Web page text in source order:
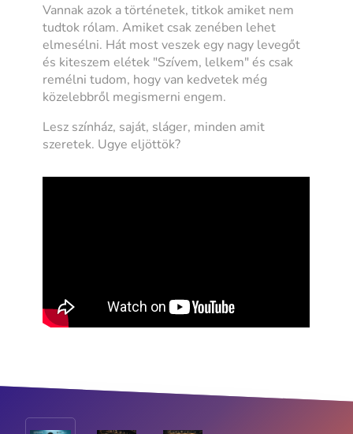
Vannak azok a történetek, titkok amiket nem
tudtok rólam. Amiket csak zenében lehet
elmesélni. Hát most veszek egy nagy levegőt
és kiteszem elétek "Szívem, lelkem" és csak
remélni tudom, hogy van kedvetek még
közelebbről megismerni engem.
Lesz színház, saját, sláger, minden amit
szeretek. Ugye eljöttök?